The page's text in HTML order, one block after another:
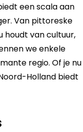
een scala aan
Van pittoreske
houdt van cultuur,
we enkele
regio. Of je nu
Holland biedt